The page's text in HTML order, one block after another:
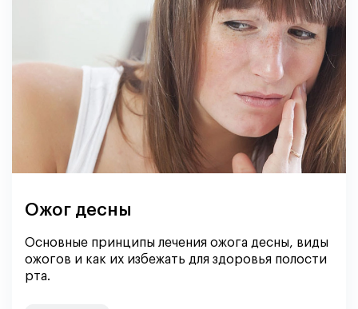
Ожог десны
Основные принципы лечения ожога десны, виды
ожогов и как их избежать для здоровья полости
рта.